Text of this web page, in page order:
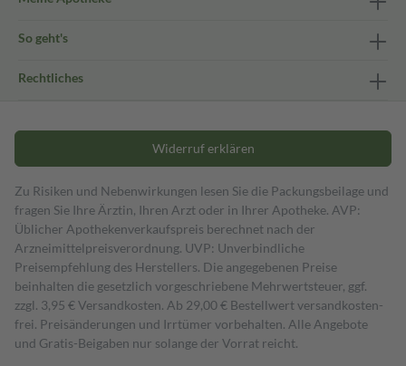
So geht's
Rechtliches
Widerruf erklären
Zu Risiken und Nebenwirkungen lesen Sie die Packungsbeilage und
fragen Sie Ihre Ärztin, Ihren Arzt oder in Ihrer Apotheke. AVP:
Üblicher Apothekenverkaufspreis berechnet nach der
Arzneimittelpreisverordnung. UVP: Unverbindliche
Preisempfehlung des Herstellers. Die angegebenen Preise
beinhalten die gesetzlich vorgeschriebene Mehrwertsteuer, ggf.
zzgl. 3,95 € Versandkosten. Ab 29,00 € Bestell­wert versand­kosten­
frei. Preisänderungen und Irrtümer vorbehalten. Alle Angebote
und Gratis-Beigaben nur solange der Vorrat reicht.